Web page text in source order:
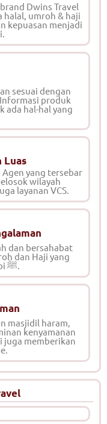
Dwins Travel
halal, umroh & haji
kepuasan menjadi
sesuai dengan
produk
ada hal-hal yang
Luas
yang tersebar
wilayah
layanan VCS.
dan bersahabat
dan Haji yang
sesuai Sunnah Nabi ﷺ.
masjidil haram,
kenyamanan
juga memberikan